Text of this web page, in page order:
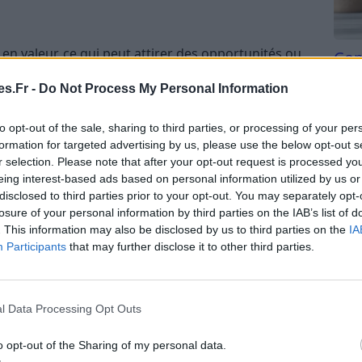
- Do Not Process My Personal Information
opt-out of the sale, sharing to third parties, or processing of your
for targeted advertising by us, please use the below opt-out
selection. Please note that after your opt-out request is processed
interest-based ads based on personal information utilized by us
to third parties prior to your opt-out. You may separately
of your personal information by third parties on the IAB’s list of
This information may also be disclosed by us to third parties on the
Participants that may further disclose it to other third parties.
Data Processing Opt Outs
opt-out of the Sharing of my personal data.
valeur, ce qui peut attirer des opportunités ou
une énergie enthousiaste qui inspire confiance
exprimer votre créativité ou pour vous lancer
toutefois attentif à ne pas trop vous laisser
attentive des autres renforcera vos liens.
preuve de discernement dans vos démarches.
de l’ordre dans vos idées ou dans votre
pour organiser, planifier ou revoir certains
à ne pas vous laisser envahir par la critique ;
et les autres pour avancer sereinement.
Tri
du